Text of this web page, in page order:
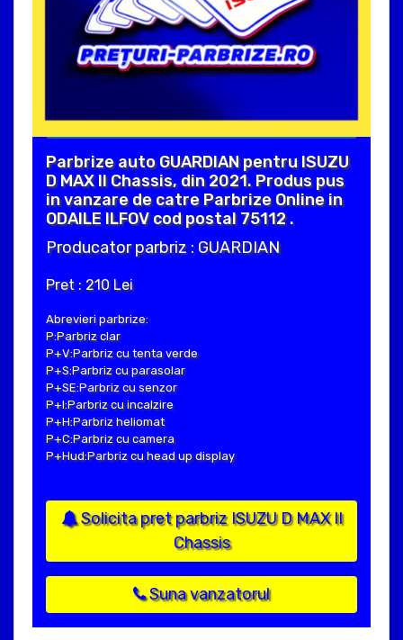
Parbrize auto GUARDIAN pentru ISUZU
D MAX II Chassis, din 2021. Produs pus
in vanzare de catre Parbrize Online in
ODAILE ILFOV cod postal 75112 .
Producator parbriz : GUARDIAN
Pret : 210 Lei
Abrevieri parbrize:
P:Parbriz clar
P+V:Parbriz cu tenta verde
P+S:Parbriz cu parasolar
P+SE:Parbriz cu senzor
P+I:Parbriz cu incalzire
P+H:Parbriz heliomat
P+C:Parbriz cu camera
P+Hud:Parbriz cu head up display
Solicita pret parbriz ISUZU D MAX II
Chassis
Suna vanzatorul